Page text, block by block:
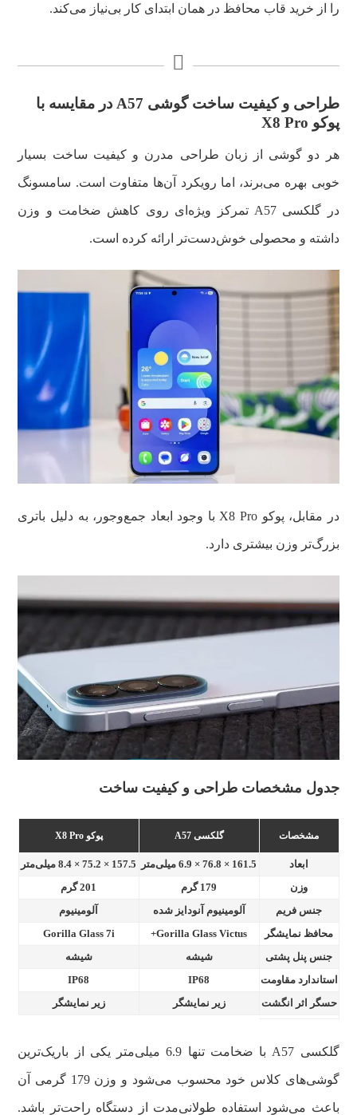
را از خرید قاب محافظ در همان ابتدای کار بی‌نیاز می‌کند.
طراحی و کیفیت ساخت گوشی A57 در مقایسه با
پوکو X8 Pro
هر دو گوشی از زبان طراحی مدرن و کیفیت ساخت بسیار
خوبی بهره می‌برند، اما رویکرد آن‌ها متفاوت است. سامسونگ
در گلکسی A57 تمرکز ویژه‌ای روی کاهش ضخامت و وزن
داشته و محصولی خوش‌دست‌تر ارائه کرده است.
در مقابل، پوکو X8 Pro با وجود ابعاد جمع‌وجور، به دلیل باتری
بزرگ‌تر وزن بیشتری دارد.
جدول مشخصات طراحی و کیفیت ساخت
مشخصات گلکسی A57 پوکو X8 Pro
ابعاد 161.5 × 76.8 × 6.9 میلی‌متر
157.5 × 75.2 × 8.4 میلی‌متر
وزن
179 گرم
201 گرم
جنس فریم
آلومینیوم آنودایز شده
آلومینیوم
محافظ نمایشگر
Gorilla Glass Victus+
Gorilla Glass 7i
جنس پنل پشتی
شیشه
شیشه
استاندارد مقاومت
IP68
IP68
حسگر اثر انگشت
زیر نمایشگر زیر نمایشگر
گلکسی A57 با ضخامت تنها 6.9 میلی‌متر یکی از باریک‌ترین
گوشی‌های کلاس خود محسوب می‌شود و وزن 179 گرمی آن
باعث می‌شود استفاده طولانی‌مدت از دستگاه راحت‌تر باشد.